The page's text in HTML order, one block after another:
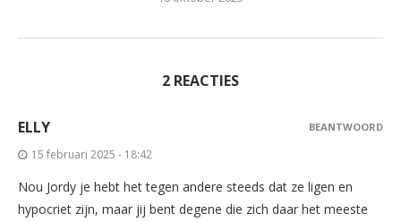
2 REACTIES
ELLY
15 februari 2025 - 18:42
Nou Jordy je hebt het tegen andere steeds dat ze ligen en
hypocriet zijn, maar jij bent degene die zich daar het meeste
BEANTWOORD